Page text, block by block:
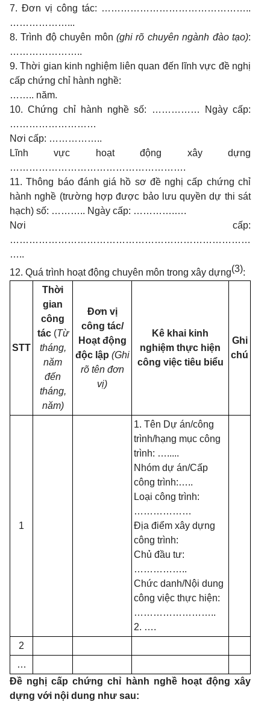
7. Đơn vị công tác: ………………………………………..
………………...
8. Trình độ chuyên môn (ghi rõ chuyên ngành đào tạo):
…………………..
9. Thời gian kinh nghiệm liên quan đến lĩnh vực đề nghị
cấp chứng chỉ hành nghề:
…….. năm.
10. Chứng chỉ hành nghề số: …………… Ngày cấp:
………………………
Nơi cấp: ……………..
Lĩnh vực hoạt động xây dựng
……………………………………………….
11. Thông báo đánh giá hồ sơ đề nghị cấp chứng chỉ
hành nghề (trường hợp được bảo lưu quyền dự thi sát
hạch) số: ……….. Ngày cấp: ………….….
Nơi cấp:
…………………………………………………………………
…..
12. Quá trình hoạt động chuyên môn trong xây dựng(3):
STT
Thời
gian
công
tác (Từ
tháng,
năm
đến
tháng,
năm)
Đơn vị
công tác/
Hoạt động
độc lập (Ghi
rõ tên đơn
vị)
Kê khai kinh
nghiệm thực hiện
công việc tiêu biểu
Ghi
chú
1
1. Tên Dự án/công
trình/hạng mục công
trình: ….....
Nhóm dự án/Cấp
công trình:…..
Loại công trình:
………………
Địa điểm xây dựng
công trình:
Chủ đầu tư:
……………..
Chức danh/Nội dung
công việc thực hiện:
……………………..
2. ….
2
…
Đề nghị cấp chứng chỉ hành nghề hoạt động xây
dựng với nội dung như sau: